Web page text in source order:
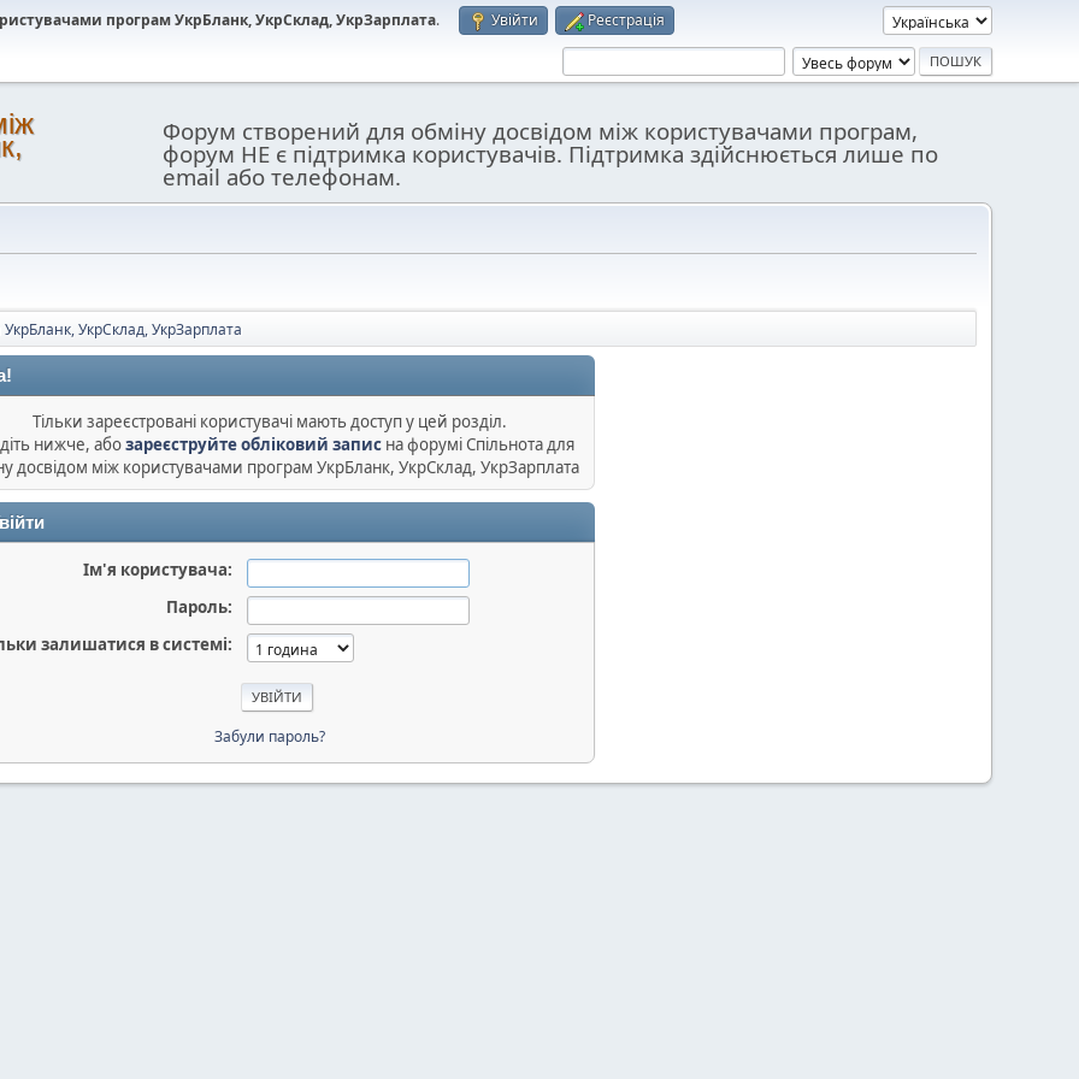
програм УкрБланк, УкрСклад, УкрЗарплата. Увійти Реєстрація
Форум створений для обміну досвідом між користувачами програм,
форум НЕ є підтримка користувачів. Підтримка здійснюється лише по
email або телефонам.
УкрСклад, УкрЗарплата
Тільки зареєстровані користувачі мають доступ у цей розділ.
нижче, абозареєструйте обліковий записна форумі Спільнота для
досвідом між користувачами програм УкрБланк, УкрСклад, УкрЗарплата
Ім'я користувача:
Пароль:
залишатися в системі:
Забули пароль?